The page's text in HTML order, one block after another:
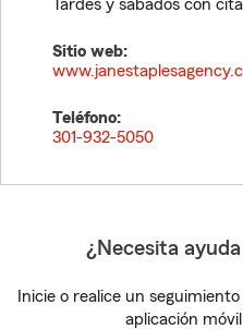
Tardes y sábados con
Sitio web:
Teléfono:
301-932-5050
¿Necesita
Inicie o realice un
aplicación